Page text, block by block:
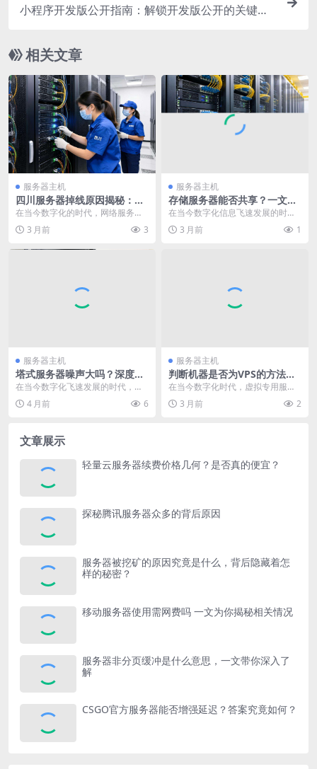
小程序开发版公开指南：解锁开发版公开的关键步
相关文章
服务器主机
四川服务器掉线原因揭秘：是
何因素让网络连接戛然而止？
在当今数字化的时代，网络服务对
于人们的生活和工作起着至关重要
的作用。四川地区的服...
3 月前 3
服务器主机
存储服务器能否共享？一文揭
秘共享可行性与潜在问题
在当今数字化信息飞速发展的时
代，数据的存储与管理变得至关重
要，存储服务器作为数据...
3 月前 1
服务器主机
塔式服务器噪声大吗？深度解
析其噪音产生与应对策略
在当今数字化飞速发展的时代，服
务器作为数据处理和存储的核心设
备，在各个领域都发挥...
4 月前 6
服务器主机
判断机器是否为VPS的方法与
关键要点分析
在当今数字化时代，虚拟专用服务
器（VPS）凭借其灵活性、成本效
益和资源隔离等优势...
3 月前 2
文章展示
轻量云服务器续费价格几何？是否真的便宜？
探秘腾讯服务器众多的背后原因
服务器被挖矿的原因究竟是什么，背后隐藏着怎
样的秘密？
移动服务器使用需网费吗 一文为你揭秘相关情况
服务器非分页缓冲是什么意思，一文带你深入了
解
CSGO官方服务器能否增强延迟？答案究竟如何？